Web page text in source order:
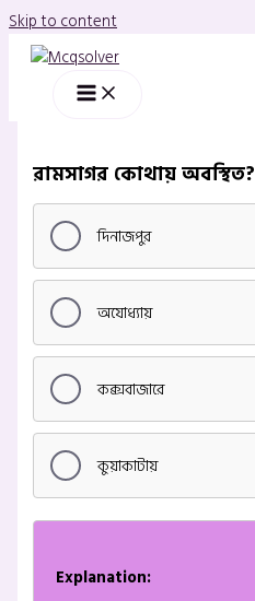
Skip to content
রামসাগর কোথায় অবস্থিত?
দিনাজপুর
অযোধ্যায়
কক্সবাজারে
কুয়াকাটায়
Explanation: